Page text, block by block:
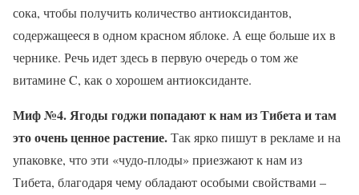
сока, чтобы получить количество антиоксидантов,
содержащееся в одном красном яблоке. А еще больше их в
чернике. Речь идет здесь в первую очередь о том же
витамине C, как о хорошем антиоксиданте.
Миф №4. Ягоды годжи попадают к нам из Тибета и там
это очень ценное растение.Так ярко пишут в рекламе и на
упаковке, что эти «чудо-плоды» приезжают к нам из
Тибета, благодаря чему обладают особыми свойствами –